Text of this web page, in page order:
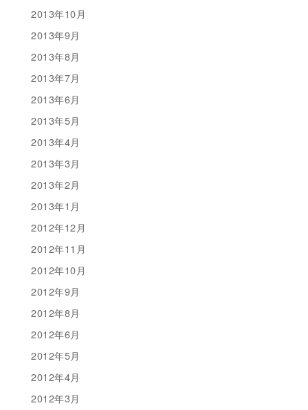
2013年10月
2013年9月
2013年8月
2013年7月
2013年6月
2013年5月
2013年4月
2013年3月
2013年2月
2013年1月
2012年12月
2012年11月
2012年10月
2012年9月
2012年8月
2012年6月
2012年5月
2012年4月
2012年3月